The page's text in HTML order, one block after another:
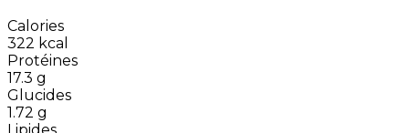
Calories
322 kcal
Protéines
17.3 g
Glucides
1.72 g
Lipides